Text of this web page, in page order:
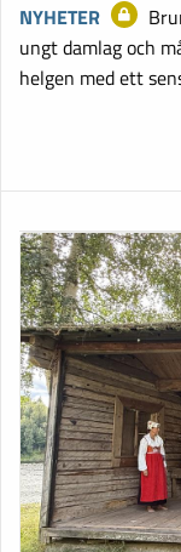
NYHETER
ungt damlag och
helgen med ett